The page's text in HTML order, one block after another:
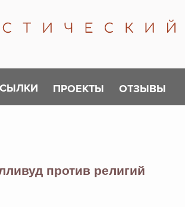
ПРОЕКТЫ ОТЗЫВЫ
против религий